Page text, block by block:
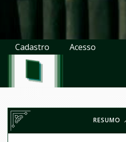
Cadastro Acesso
RESUMO